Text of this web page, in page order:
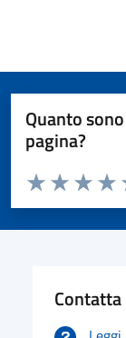
Quanto
pagina?
Valuta da 1 a 5
Valuta
Valuta 2
Valuta 1 stelle